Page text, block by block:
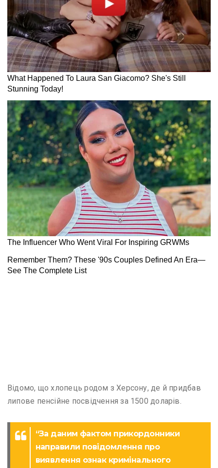
Відомо, що хлопець родом з Херсону, де й придбав
липове пенсійне посвідчення за 1500 доларів.
“За даним фактом прикордонники
направили повідомлення про
виявлення ознак кримінального